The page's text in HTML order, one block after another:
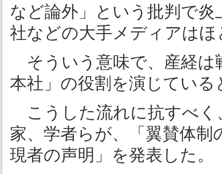
など論外」という批判で
社などの大手メディアは
そういう意味で、産経は
本社」の役割を演じてい
こうした流れに抗すべく
家、学者らが、「翼賛体制
現者の声明」を発表した。